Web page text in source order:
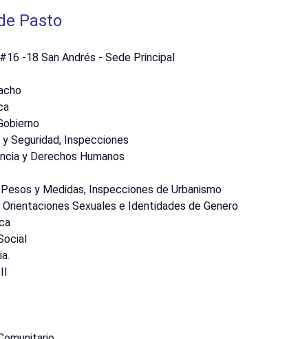
Pasto
-18 San Andrés - Sede Principal
Seguridad, Inspecciones
y Derechos Humanos
y Medidas, Inspecciones de Urbanismo
Sexuales e Identidades de Genero